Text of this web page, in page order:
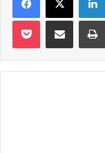
Pocket Share via Email